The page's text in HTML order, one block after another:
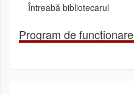
Întreabă bibliotecarul
Program de funcționare